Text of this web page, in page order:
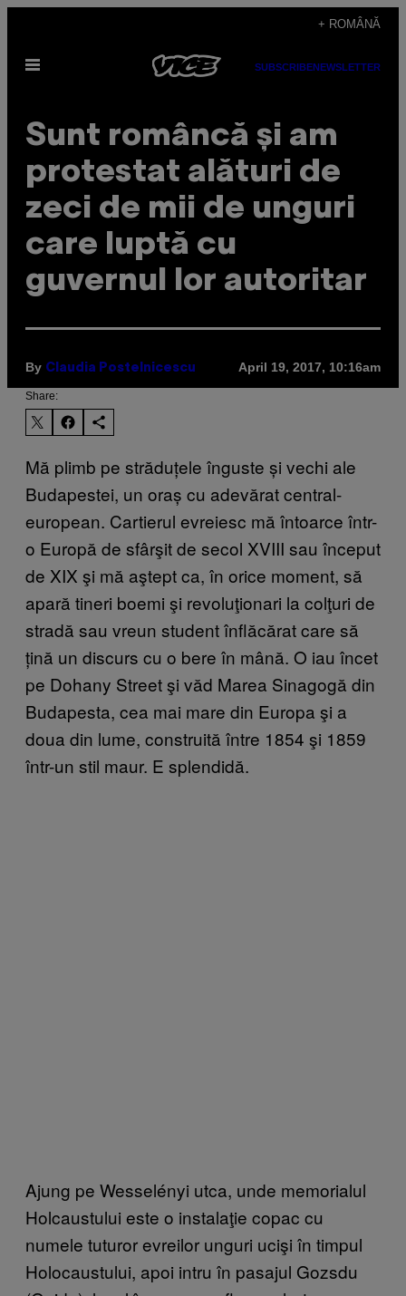
content
+ ROMÂNĂ
Open
SUBSCRIBENEWSLETTER
Sunt româncă și am
protestat alături de
zeci de mii de unguri
care luptă cu
guvernul lor autoritar
By Claudia Postelnicescu April 19, 2017, 10:16am
Share:
Mă plimb pe străduțele înguste și vechi ale
Budapestei, un oraș cu adevărat central-
european. Cartierul evreiesc mă întoarce într-
o Europă de sfârşit de secol XVIII sau început
de XIX şi mă aştept ca, în orice moment, să
apară tineri boemi şi revoluţionari la colţuri de
stradă sau vreun student înflăcărat care să
țină un discurs cu o bere în mână. O iau încet
pe Dohany Street şi văd Marea Sinagogă din
Budapesta, cea mai mare din Europa şi a
doua din lume, construită între 1854 şi 1859
într-un stil maur. E splendidă.
Ajung pe Wesselényi utca, unde memorialul
Holcaustului este o instalaţie copac cu
numele tuturor evreilor unguri ucişi în timpul
Holocaustului, apoi intru în pasajul Gozsdu